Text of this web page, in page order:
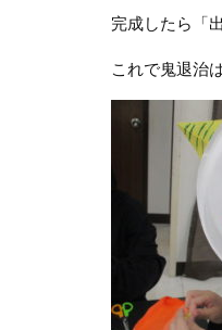
完成したら「
これで鬼退治